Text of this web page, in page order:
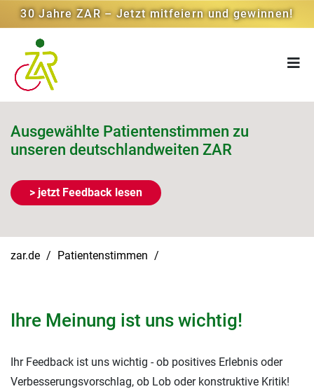
30 Jahre ZAR – Jetzt mitfeiern und gewinnen!
Ausgewählte Patientenstimmen zu
unseren deutschlandweiten ZAR
> jetzt Feedback lesen
zar.de Patientenstimmen
Ihre Meinung ist uns wichtig!
Ihr Feedback ist uns wichtig - ob positives Erlebnis oder
Verbesserungsvorschlag, ob Lob oder konstruktive Kritik!